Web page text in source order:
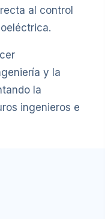
al control
y la
la
ingenieros e